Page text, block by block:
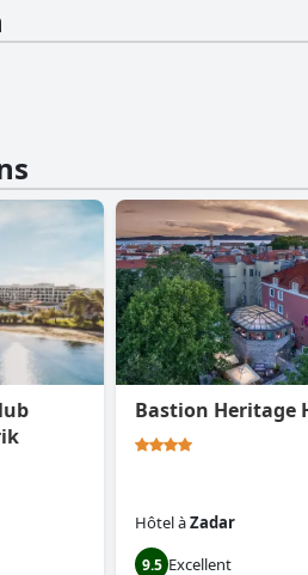
Bastion Heritage
HôtelàZadar
9.5 Excellent